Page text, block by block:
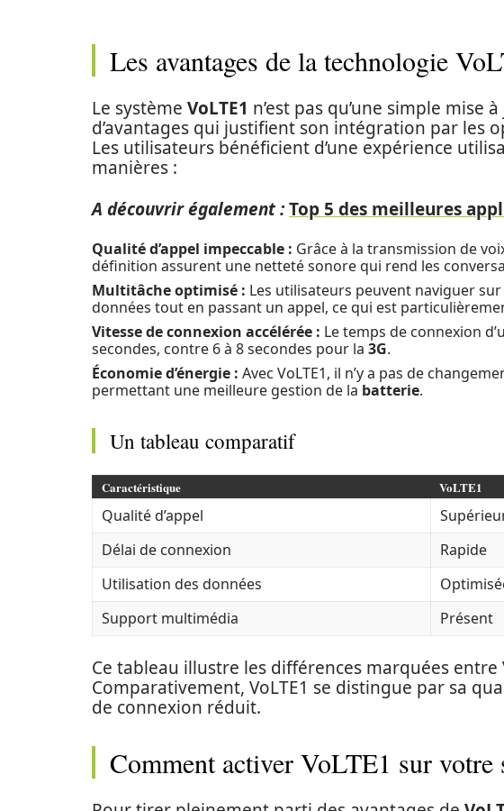
Les avantages de la technologie
Le système VoLTE1 n’est pas qu’une simple
d’avantages qui justifient son intégration par les
Les utilisateurs bénéficient d’une expérience
manières :
A découvrir également :Top 5 des meilleures
Qualité d’appel impeccable : Grâce à la transmission de
définition assurent une netteté sonore qui rend les
Multitâche optimisé : Les utilisateurs peuvent naviguer
données tout en passant un appel, ce qui est
Vitesse de connexion accélérée : Le temps de connexion
secondes, contre 6 à 8 secondes pour la 3G.
Économie d’énergie : Avec VoLTE1, il n’y a pas de
permettant une meilleure gestion de la batterie.
Un tableau comparatif
Caractéristique VoLTE1
Qualité d’appel
Délai de connexion
Rapide
Utilisation des données
Support multimédia
Présent
Ce tableau illustre les différences marquées entre
Comparativement, VoLTE1 se distingue par sa
de connexion réduit.
Comment activer VoLTE1 sur votre